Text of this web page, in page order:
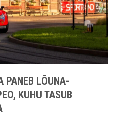
PANEB LÕUNA-
KUHU TASUB